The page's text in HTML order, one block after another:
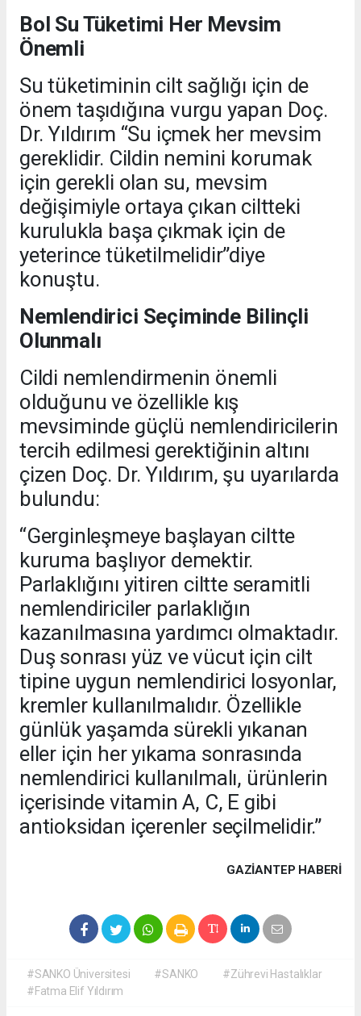
Bol Su Tüketimi Her Mevsim
Önemli
Su tüketiminin cilt sağlığı için de
önem taşıdığına vurgu yapan Doç.
Dr. Yıldırım “Su içmek her mevsim
gereklidir. Cildin nemini korumak
için gerekli olan su, mevsim
değişimiyle ortaya çıkan ciltteki
kurulukla başa çıkmak için de
yeterince tüketilmelidir”diye
konuştu.
Nemlendirici Seçiminde Bilinçli
Olunmalı
Cildi nemlendirmenin önemli
olduğunu ve özellikle kış
mevsiminde güçlü nemlendiricilerin
tercih edilmesi gerektiğinin altını
çizen Doç. Dr. Yıldırım, şu uyarılarda
bulundu:
“Gerginleşmeye başlayan ciltte
kuruma başlıyor demektir.
Parlaklığını yitiren ciltte seramitli
nemlendiriciler parlaklığın
kazanılmasına yardımcı olmaktadır.
Duş sonrası yüz ve vücut için cilt
tipine uygun nemlendirici losyonlar,
kremler kullanılmalıdır. Özellikle
günlük yaşamda sürekli yıkanan
eller için her yıkama sonrasında
nemlendirici kullanılmalı, ürünlerin
içerisinde vitamin A, C, E gibi
antioksidan içerenler seçilmelidir.”
GAZIANTEP HABERİ
#SANKO Üniversitesi #SANKO
#Zührevi Hastalıklar
#Fatma Elif Yıldırım